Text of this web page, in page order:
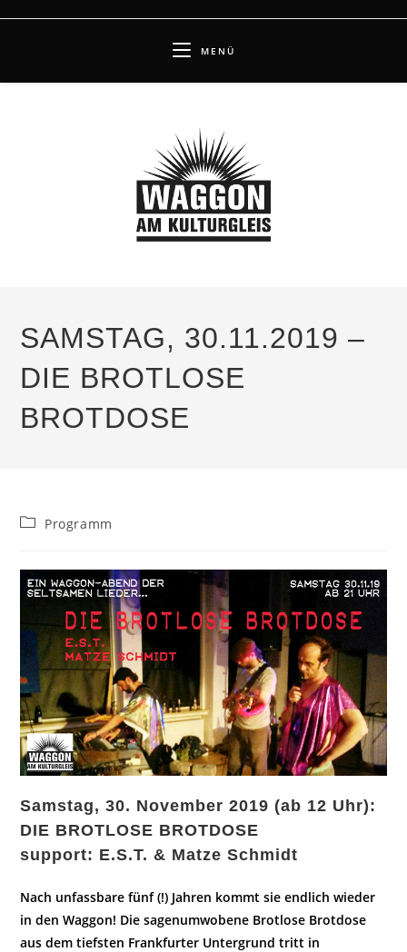
MENÜ
SAMSTAG, 30.11.2019 –
DIE BROTLOSE
BROTDOSE
Beitrags-
Programm
Samstag, 30. November 2019 (ab 12 Uhr):
DIE BROTLOSE BROTDOSE
support: E.S.T. & Matze Schmidt
Nach unfassbare fünf (!) Jahren kommt sie endlich wieder
in den Waggon! Die sagenumwobene Brotlose Brotdose
aus dem tiefsten Frankfurter Untergrund tritt in